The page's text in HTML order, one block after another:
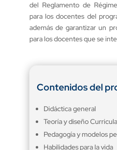
del Reglamento de
para los docentes del
además de garantizar un
para los docentes que se
Contenidos del
Didáctica general
Teoría y diseño
Pedagogía y modelos
Habilidades para la vida